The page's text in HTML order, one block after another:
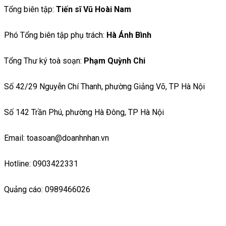
Tổng biên tập: Tiến sĩ Vũ Hoài Nam
Phó Tổng biên tập phụ trách: Hà Ánh Bình
Tổng Thư ký toà soạn: Phạm Quỳnh Chi
Số 42/29 Nguyễn Chí Thanh, phường Giảng Võ, TP Hà Nội
Số 142 Trần Phú, phường Hà Đông, TP Hà Nội
Email: toasoan@doanhnhan.vn
Hotline: 0903422331
Quảng cáo: 0989466026